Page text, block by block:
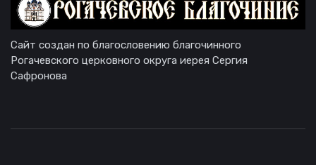
Сайт создан по благословению благочинного
Рогачевского церковного округа иерея Сергия
Сафронова